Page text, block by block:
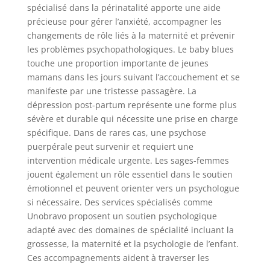
spécialisé dans la périnatalité apporte une aide
précieuse pour gérer l’anxiété, accompagner les
changements de rôle liés à la maternité et prévenir
les problèmes psychopathologiques. Le baby blues
touche une proportion importante de jeunes
mamans dans les jours suivant l’accouchement et se
manifeste par une tristesse passagère. La
dépression post-partum représente une forme plus
sévère et durable qui nécessite une prise en charge
spécifique. Dans de rares cas, une psychose
puerpérale peut survenir et requiert une
intervention médicale urgente. Les sages-femmes
jouent également un rôle essentiel dans le soutien
émotionnel et peuvent orienter vers un psychologue
si nécessaire. Des services spécialisés comme
Unobravo proposent un soutien psychologique
adapté avec des domaines de spécialité incluant la
grossesse, la maternité et la psychologie de l’enfant.
Ces accompagnements aident à traverser les